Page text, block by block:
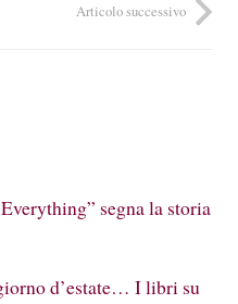
Articolo successivo
segna la storia
d’estate… I libri su